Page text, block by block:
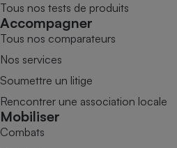
Tous nos tests de produits
Accompagner
Tous nos comparateurs
Nos services
Soumettre un litige
Rencontrer une association locale
Mobiliser
Combats